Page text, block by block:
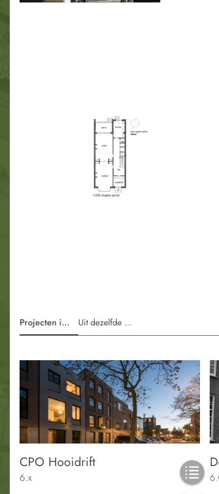
Projecten in de wijkUit dezelfde periode
CPO Hooidrift
6.x